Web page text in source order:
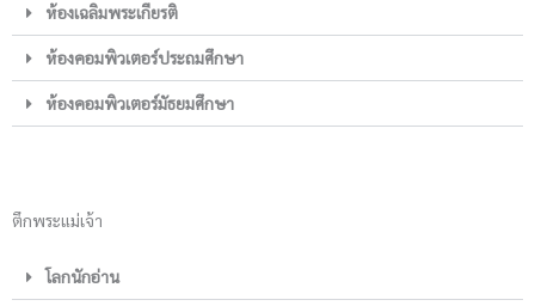
ห้องเฉลิมพระเกียรติ
ห้องคอมพิวเตอร์ประถมศึกษา
ห้องคอมพิวเตอร์มัธยมศึกษา
ตึกพระแม่เจ้า
โลกนักอ่าน